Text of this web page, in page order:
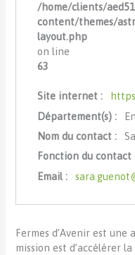
/home/clients/
content/themes/
layout.php
on line
63
Site internet :
Département(s) :
Nom du contact :
Fonction du contact
Email :
Fermes d’Avenir est une
mission est d’accélérer